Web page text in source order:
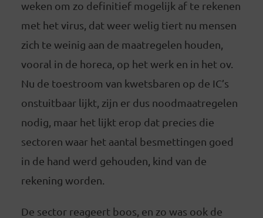
weken om zo definitief mogelijk af te rekenen
met het virus, dat weer welig tiert nu mensen
zich te weinig aan de maatregelen houden,
vooral in de horeca, op het werk en in het ov.
Nu de toestroom van kwetsbaren op de IC’s
onstuitbaar lijkt, zijn er dus noodmaatregelen
nodig, maar het lijkt erop dat precies die
sectoren waar het aantal besmettingen goed
in de hand werd gehouden, kind van de
rekening worden.
De sector reageert boos, en zo was ook de